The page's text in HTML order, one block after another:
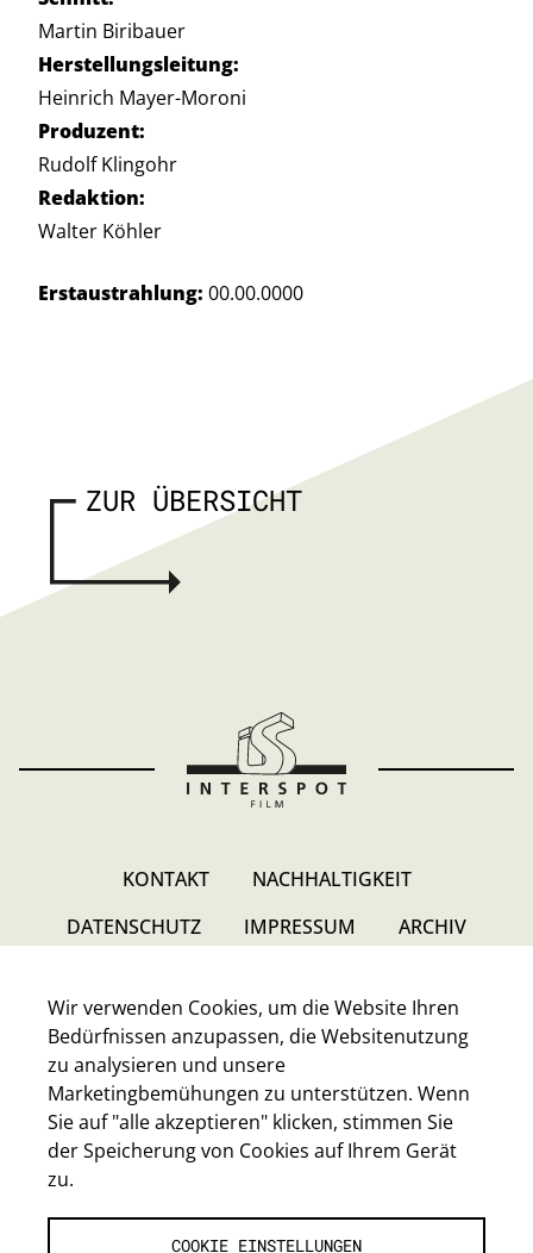
Martin Biribauer
Herstellungsleitung:
Heinrich Mayer-Moroni
Produzent:
Rudolf Klingohr
Redaktion:
Walter Köhler
Erstaustrahlung: 00.00.0000
ZUR ÜBERSICHT
KONTAKT
NACHHALTIGKEIT
DATENSCHUTZ
IMPRESSUM ARCHIV
INTERSPOT FILM-GESELLSCHAFT M.B.H.
Walter-Jurmann-Gasse 4, A-1230 Wien
Tel.:+43-1-80120-0
Wir verwenden Cookies, um die Website Ihren
Bedürfnissen anzupassen, die Websitenutzung
zu analysieren und unsere
Marketingbemühungen zu unterstützen. Wenn
Sie auf "alle akzeptieren" klicken, stimmen Sie
der Speicherung von Cookies auf Ihrem Gerät
zu.
COOKIE EINSTELLUNGEN